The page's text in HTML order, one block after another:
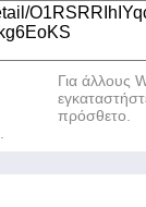
Για άλλους
πρόσθετο.